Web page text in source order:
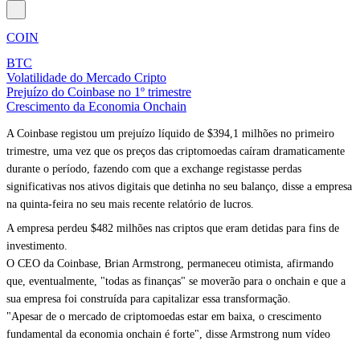
COIN
BTC
Volatilidade do Mercado Cripto
Prejuízo do Coinbase no 1º trimestre
Crescimento da Economia Onchain
A Coinbase registou um prejuízo líquido de $394,1 milhões no primeiro
trimestre, uma vez que os preços das criptomoedas caíram dramaticamente
durante o período, fazendo com que a exchange registasse perdas
significativas nos ativos digitais que detinha no seu balanço, disse a empresa
na quinta-feira no seu mais recente relatório de lucros.
A empresa perdeu $482 milhões nas criptos que eram detidas para fins de
investimento.
O CEO da Coinbase, Brian Armstrong, permaneceu otimista, afirmando
que, eventualmente, "todas as finanças" se moverão para o onchain e que a
sua empresa foi construída para capitalizar essa transformação.
"Apesar de o mercado de criptomoedas estar em baixa, o crescimento
fundamental da economia onchain é forte", disse Armstrong num vídeo